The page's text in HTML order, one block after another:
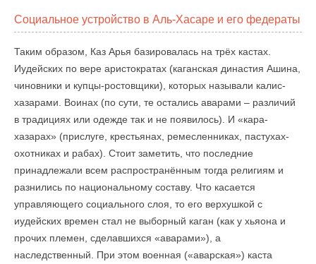
Социальное устройство в Аль-Хасаре и его федераты
Таким образом, Каз Арья базировалась на трёх кастах.
Иудейских по вере аристократах (каганская династия Ашина,
чиновники и купцы-ростовщики), которых называли калис-
хазарами. Воинах (по сути, те остались аварами – различий
в традициях или одежде так и не появилось). И «кара-
хазарах» (прислуге, крестьянах, ремесленниках, пастухах-
охотниках и рабах). Стоит заметить, что последние
принадлежали всем распространённым тогда религиям и
разнились по национальному составу. Что касается
управляющего социального слоя, то его верхушкой с
иудейских времен стал не выборный каган (как у хьяона и
прочих племен, сделавшихся «аварами»), а
наследственный. При этом военная («аварская») каста